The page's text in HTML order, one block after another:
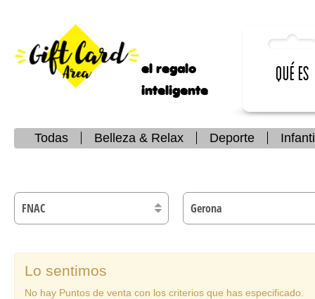
el regalo
inteligente
Qué es
Todas Belleza & Relax Deporte
Lo sentimos
No hay Puntos de venta con los criterios que has especificado.